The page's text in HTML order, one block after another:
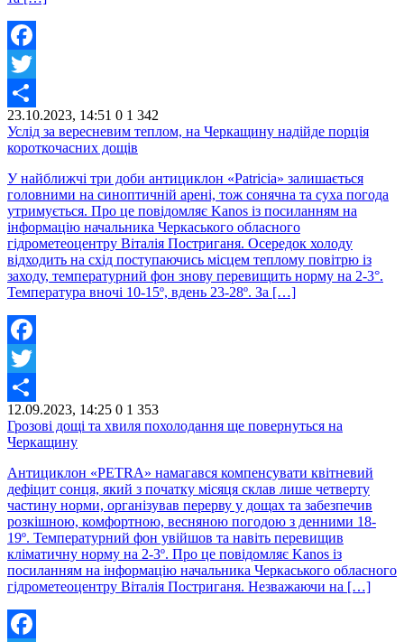
Facebook
Twitter
Share
23.10.2023, 14:51 0 1 342
Услід за вересневим теплом, на Черкащину надійде порція
короткочасних дощів
У найближчі три доби антициклон «Patricia» залишається
головними на синоптичній арені, тож сонячна та суха погода
утримується. Про це повідомляє Kanos із посиланням на
інформацію начальника Черкаського обласного
гідрометеоцентру Віталія Постриганя. Осередок холоду
відходить на схід поступаючись місцем теплому повітрю із
заходу, температурний фон знову перевищить норму на 2-3°.
Температура вночі 10-15º, вдень 23-28º. За […]
Facebook
Twitter
Share
12.09.2023, 14:25 0 1 353
Грозові дощі та хвиля похолодання ще повернуться на
Черкащину
Антициклон «PETRA» намагався компенсувати квітневий
дефіцит сонця, який з початку місяця склав лише четверту
частину норми, організував перерву у дощах та забезпечив
розкішною, комфортною, весняною погодою з денними 18-
19º. Температурний фон увійшов та навіть перевищив
кліматичну норму на 2-3º. Про це повідомляє Kanos із
посиланням на інформацію начальника Черкаського обласного
гідрометеоцентру Віталія Постриганя. Незважаючи на […]